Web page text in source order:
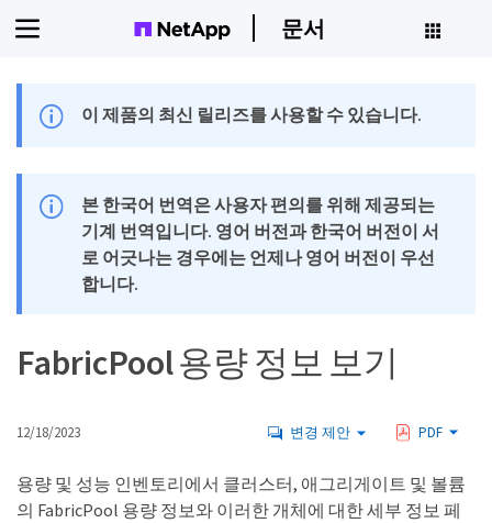
문서
이 제품의 최신 릴리즈를 사용할 수 있습니다.
본 한국어 번역은 사용자 편의를 위해 제공되는
기계 번역입니다. 영어 버전과 한국어 버전이 서
로 어긋나는 경우에는 언제나 영어 버전이 우선
합니다.
FabricPool 용량 정보 보기
12/18/2023 변경 제안 PDF
용량 및 성능 인벤토리에서 클러스터, 애그리게이트 및 볼륨
의 FabricPool 용량 정보와 이러한 개체에 대한 세부 정보 페